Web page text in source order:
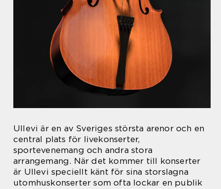
Ullevi är en av Sveriges största arenor och en
central plats för livekonserter,
sportevenemang och andra stora
arrangemang. När det kommer till konserter
är Ullevi speciellt känt för sina storslagna
utomhuskonserter som ofta lockar en publik